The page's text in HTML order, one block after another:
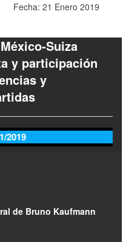
Fecha: 21 Enero 2019
Suiza
y participación
y
2019
de Bruno Kaufmann